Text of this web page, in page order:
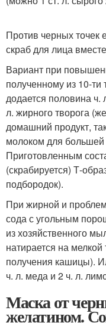
Против черных
скраб для лица
Вариант при
полученному из 10-ти
додается половина ч.
л. жирного творога
домашний продукт,
молоком для большей
Приготовленным
(скрабируется) Т-
подбородок).
При жирной и
сода с угольным
из хозяйственного
натирается на
получения кашицы).
ч. л. меда и 2 ч. л.
Маска от
желатином.